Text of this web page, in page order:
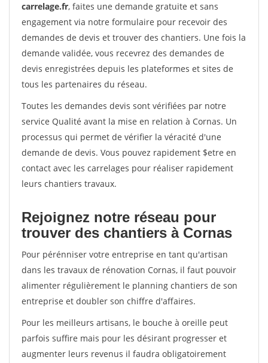
carrelage.fr, faites une demande gratuite et sans
engagement via notre formulaire pour recevoir des
demandes de devis et trouver des chantiers. Une fois la
demande validée, vous recevrez des demandes de
devis enregistrées depuis les plateformes et sites de
tous les partenaires du réseau.
Toutes les demandes devis sont vérifiées par notre
service Qualité avant la mise en relation à Cornas. Un
processus qui permet de vérifier la véracité d'une
demande de devis. Vous pouvez rapidement $etre en
contact avec les carrelages pour réaliser rapidement
leurs chantiers travaux.
Rejoignez notre réseau pour
trouver des chantiers à Cornas
Pour pérénniser votre entreprise en tant qu'artisan
dans les travaux de rénovation Cornas, il faut pouvoir
alimenter régulièrement le planning chantiers de son
entreprise et doubler son chiffre d'affaires.
Pour les meilleurs artisans, le bouche à oreille peut
parfois suffire mais pour les désirant progresser et
augmenter leurs revenus il faudra obligatoirement